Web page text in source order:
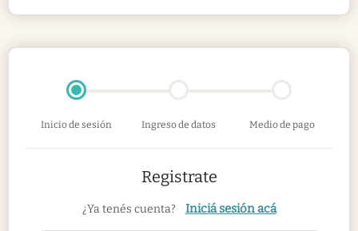
Inicio de sesión Ingreso de datos Medio de pago
Registrate
¿Ya tenés cuenta? Iniciá sesión acá